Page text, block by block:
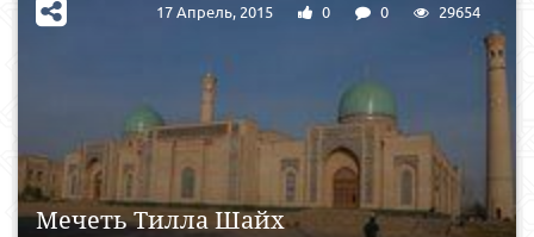
Мечеть Тилла Шайх
17 Апрель, 2015 0 0 29654